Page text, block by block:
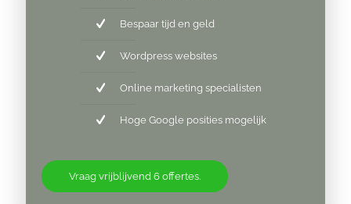
Bespaar tijd en geld
Wordpress websites
Online marketing specialisten
Hoge Google posities mogelijk
Vraag vrijblijvend 6 offertes.